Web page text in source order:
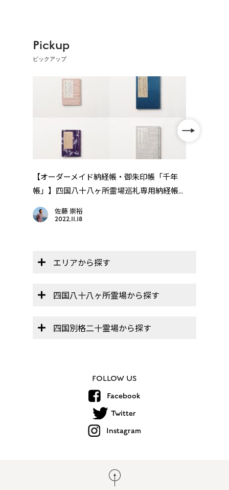
Pickup
ピックアップ
【オーダーメイド納経帳・御朱印帳「千年
帳」】四国八十八ヶ所霊場巡礼専用納経帳...
佐藤 崇裕
2022.11.18
エリアから探す
四国八十八ヶ所霊場から探す
四国別格二十霊場から探す
FOLLOW US
Facebook
Twitter
Instagram